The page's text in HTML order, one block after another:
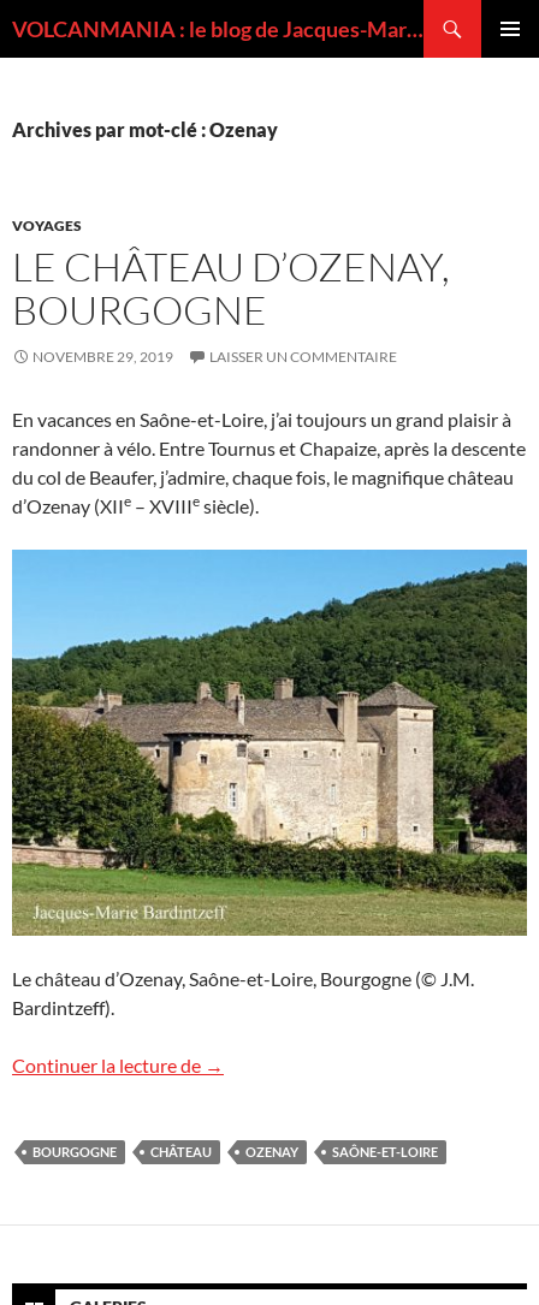
VOLCANMANIA : le blog de Jacques-Marie BARDINTZEFF, volcanologue
Archives par mot-clé : Ozenay
VOYAGES
LE CHÂTEAU D’OZENAY,
BOURGOGNE
NOVEMBRE 29, 2019 LAISSER UN COMMENTAIRE
En vacances en Saône-et-Loire, j’ai toujours un grand plaisir à
randonner à vélo. Entre Tournus et Chapaize, après la descente
du col de Beaufer, j’admire, chaque fois, le magnifique château
d’Ozenay (XIIe – XVIIIe siècle).
Le château d’Ozenay, Saône-et-Loire, Bourgogne (© J.M.
Bardintzeff).
Continuer la lecture de Le château d’Ozenay, Bourgogne
→
BOURGOGNE CHÂTEAU OZENAY SAÔNE-ET-LOIRE